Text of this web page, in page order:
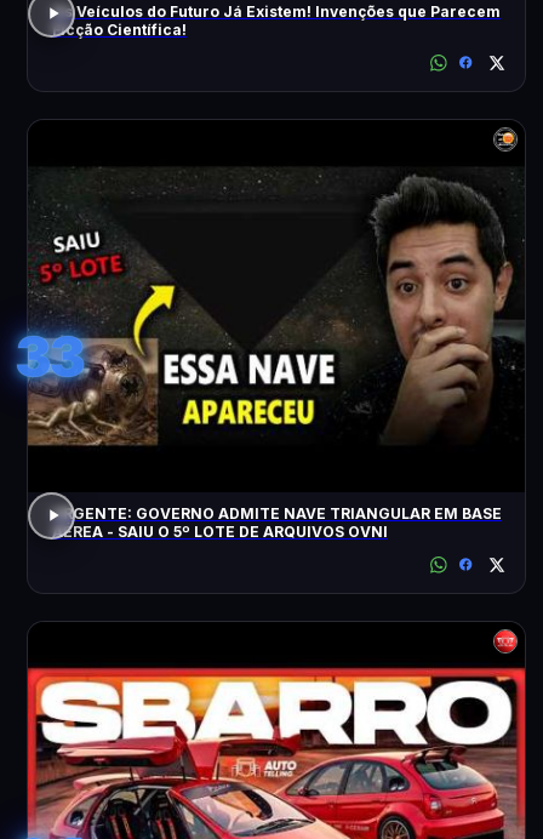
Os Veículos do Futuro Já Existem! Invenções que Parecem
Ficção Científica!
33
URGENTE: GOVERNO ADMITE NAVE TRIANGULAR EM BASE
AÉREA - SAIU O 5º LOTE DE ARQUIVOS OVNI